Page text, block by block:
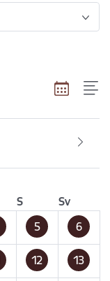
S
Sv
5 6
12 13